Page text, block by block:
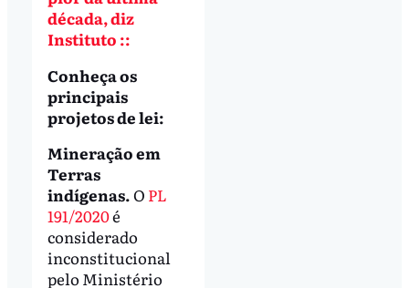
década, diz
Instituto ::
Conheça os
principais
projetos de lei:
Mineração em
Terras
indígenas.O PL
191/2020é
considerado
inconstitucional
pelo Ministério